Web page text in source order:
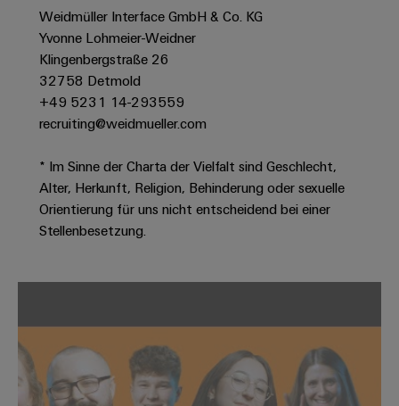
Abwasseraufbereitung
für
die
Wasser-
und
Abwasserindustrie
Wasserstoff
Wasserstoff
als
Schlüsseltechnologie
für
Effizienter
Betrieb
Windparks
Werkzeuge
Automaten
Software
Markierer
Industriedrucker
Industrieleuchte
Cabinet
Assemblierungsservice
Bestückte
Klemmenleisten
Weidmüller Interface GmbH & Co. KG
Yvonne Lohmeier-Weidner
Klingenbergstraße 26
32758 Detmold
+49 5231 14-293559
recruiting@weidmueller.com
* Im Sinne der Charta der Vielfalt sind Geschlecht,
Alter, Herkunft, Religion, Behinderung oder sexuelle
Orientierung für uns nicht entscheidend bei einer
Stellenbesetzung.